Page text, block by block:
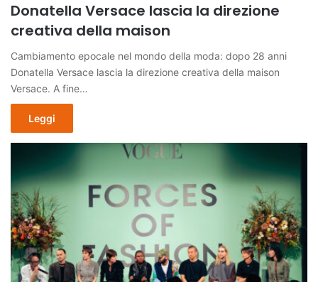
Donatella Versace lascia la direzione
creativa della maison
Cambiamento epocale nel mondo della moda: dopo 28 anni
Donatella Versace lascia la direzione creativa della maison
Versace. A fine…
Leggi